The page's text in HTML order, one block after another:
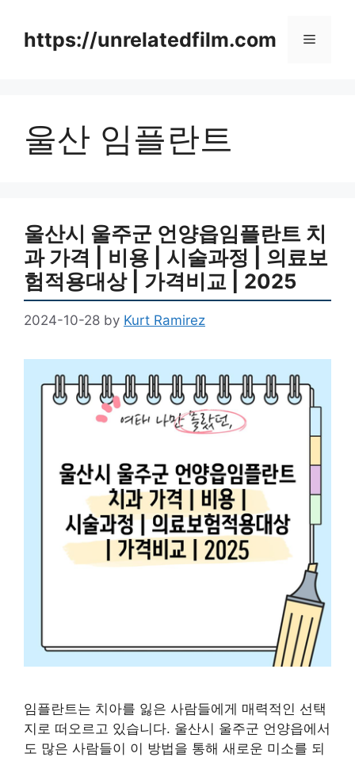
contenthttps://unrelatedfilm.com Menu
울산 임플란트
울산시 울주군 언양읍임플란트 치
과 가격 | 비용 | 시술과정 | 의료보
험적용대상 | 가격비교 | 2025
2024-10-28 by Kurt Ramirez
임플란트는 치아를 잃은 사람들에게 매력적인 선택
지로 떠오르고 있습니다. 울산시 울주군 언양읍에서
도 많은 사람들이 이 방법을 통해 새로운 미소를 되